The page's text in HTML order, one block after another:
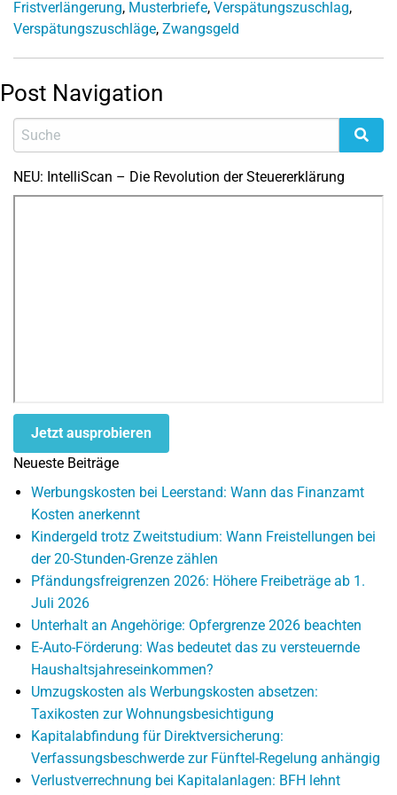
Fristverlängerung, Musterbriefe, Verspätungszuschlag,
Verspätungszuschläge, Zwangsgeld
Post Navigation
NEU: IntelliScan – Die Revolution der Steuererklärung
Jetzt ausprobieren
Neueste Beiträge
Werbungskosten bei Leerstand: Wann das Finanzamt
Kosten anerkennt
Kindergeld trotz Zweitstudium: Wann Freistellungen bei
der 20-Stunden-Grenze zählen
Pfändungsfreigrenzen 2026: Höhere Freibeträge ab 1.
Juli 2026
Unterhalt an Angehörige: Opfergrenze 2026 beachten
E-Auto-Förderung: Was bedeutet das zu versteuernde
Haushaltsjahreseinkommen?
Umzugskosten als Werbungskosten absetzen:
Taxikosten zur Wohnungsbesichtigung
Kapitalabfindung für Direktversicherung:
Verfassungsbeschwerde zur Fünftel-Regelung anhängig
Verlustverrechnung bei Kapitalanlagen: BFH lehnt